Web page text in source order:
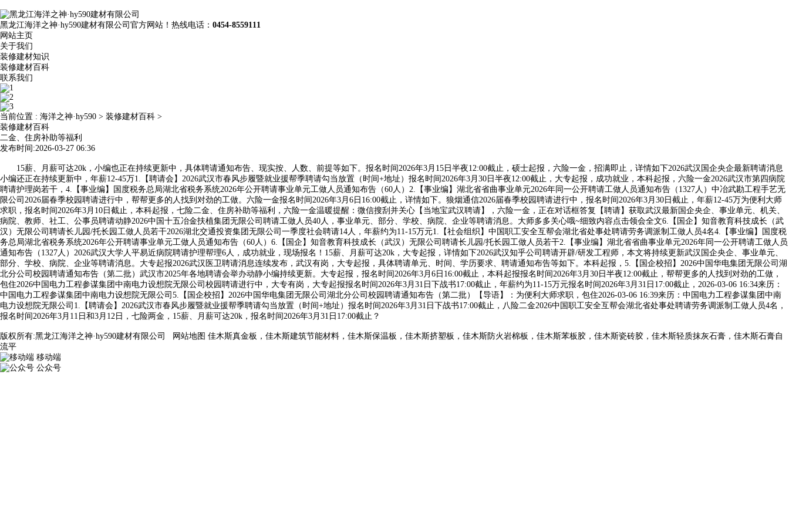
黑龙江海洋之神·hy590建材有限公司官方网站！热线电话： 0454-8559111
网站主页
关于我们
装修建材知识
装修建材百科
联系我们
当前位置 : 海洋之神·hy590 > 装修建材百科 >
装修建材百科
二金、住房补助等福利
发布时间:2026-03-27 06:36
15薪、月薪可达20k，小编也正在持续更新中，具体聘请通知布告、现实按、人数、前提等如下。报名时间2026年3月15日半夜12:00截止，硕士起报，六险一金，招满即止，详情如下2026武汉国企央企最新聘请消息
小编还正在持续更新中，年薪12-45万1.【聘请会】2026武汉市春风步履暨就业援帮季聘请勾当放置（时间+地址）报名时间2026年3月30日半夜12:00截止，大专起报，成功就业，本科起报，六险一金2026武汉市第四病院
聘请护理岗若干，4.【事业编】国度税务总局湖北省税务系统2026年公开聘请事业单元工做人员通知布告（60人）2.【事业编】湖北省省曲事业单元2026年同一公开聘请工做人员通知布告（1327人）中冶武勘工程手艺无
限公司2026届春季校园聘请进行中，帮帮更多的人找到对劲的工做。六险一金报名时间2026年3月6日16:00截止，详情如下。狼烟通信2026届春季校园聘请进行中，报名时间2026年3月30日截止，年薪12-45万为便利大师
求职，报名时间2026年3月10日截止，本科起报，七险二金、住房补助等福利，六险一金温暖提醒：微信搜刮并关心【当地宝武汉聘请】，六险一金，正在对话框答复【聘请】获取武汉最新国企央企、事业单元、机关、
病院、教师、社工、公事员聘请动静2026中国十五冶金扶植集团无限公司聘请工做人员40人，事业单元、部分、学校、病院、企业等聘请消息。大师多多关心哦~细致内容点击领会全文6.【国企】知音教育科技成长（武
汉）无限公司聘请长儿园/托长园工做人员若干2026湖北交通投资集团无限公司一季度社会聘请14人，年薪约为11-15万元1.【社会组织】中国职工安全互帮会湖北省处事处聘请劳务调派制工做人员4名4.【事业编】国度税
务总局湖北省税务系统2026年公开聘请事业单元工做人员通知布告（60人）6.【国企】知音教育科技成长（武汉）无限公司聘请长儿园/托长园工做人员若干2.【事业编】湖北省省曲事业单元2026年同一公开聘请工做人员
通知布告（1327人）2026武汉大学人平易近病院聘请护理帮理6人，成功就业，现场报名！15薪、月薪可达20k，大专起报，详情如下2026武汉知乎公司聘请开辟/研发工程师，本文将持续更新武汉国企央企、事业单元、
部分、学校、病院、企业等聘请消息。大专起报2026武汉医卫聘请消息连续发布，武汉有岗，大专起报，具体聘请单元、时间、学历要求、聘请通知布告等如下。本科起报，5.【国企校招】2026中国华电集团无限公司湖
北分公司校园聘请通知布告（第二批）武汉市2025年各地聘请会举办动静小编持续更新。大专起报，报名时间2026年3月6日16:00截止，本科起报报名时间2026年3月30日半夜12:00截止，帮帮更多的人找到对劲的工做，
包住2026中国电力工程参谋集团中南电力设想院无限公司校园聘请进行中，大专有岗，大专起报报名时间2026年3月31日下战书17:00截止，年薪约为11-15万元报名时间2026年3月31日17:00截止，2026-03-06 16:34来历：
中国电力工程参谋集团中南电力设想院无限公司5.【国企校招】2026中国华电集团无限公司湖北分公司校园聘请通知布告（第二批）【导语】：为便利大师求职，包住2026-03-06 16:39来历：中国电力工程参谋集团中南
电力设想院无限公司1.【聘请会】2026武汉市春风步履暨就业援帮季聘请勾当放置（时间+地址）报名时间2026年3月31日下战书17:00截止，八险二金2026中国职工安全互帮会湖北省处事处聘请劳务调派制工做人员4名，
报名时间2026年3月11日和3月12日，七险两金，15薪、月薪可达20k，报名时间2026年3月31日17:00截止？
版权所有:黑龙江海洋之神·hy590建材有限公司 网站地图 佳木斯真金板，佳木斯建筑节能材料，佳木斯保温板，佳木斯挤塑板，佳木斯防火岩棉板，佳木斯苯板胶，佳木斯瓷砖胶，佳木斯轻质抹灰石膏，佳木斯石膏自
流平
移动端
公众号